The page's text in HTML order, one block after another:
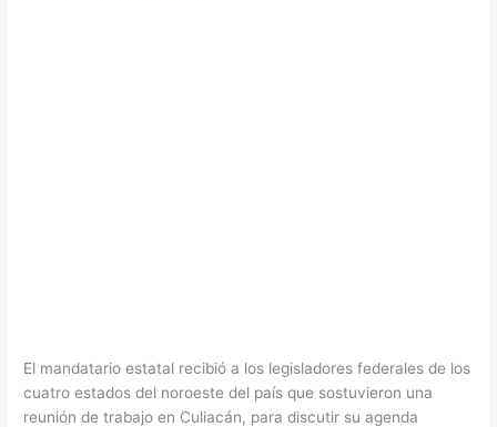
El mandatario estatal recibió a los legisladores federales de los
cuatro estados del noroeste del país que sostuvieron una
reunión de trabajo en Culiacán, para discutir su agenda